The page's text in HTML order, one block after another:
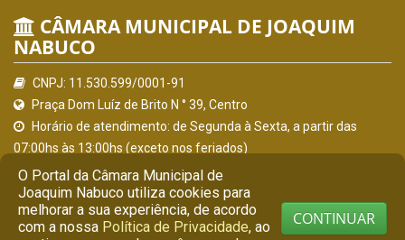
CÂMARA MUNICIPAL DE JOAQUIM
NABUCO
CNPJ: 11.530.599/0001-91
Praça Dom Luíz de Brito N ° 39, Centro
Horário de atendimento: de Segunda à Sexta, a partir das
07:00hs às 13:00hs (exceto nos feriados)
(81) 9 7341-9901
secretaria@camarajoaquimnabuco.pe.gov.br
Joaquim Nabuco - PE
O Portal da Câmara Municipal de
Joaquim Nabuco utiliza cookies para
melhorar a sua experiência, de acordo
com a nossa Política de Privacidade, ao
CONTINUAR